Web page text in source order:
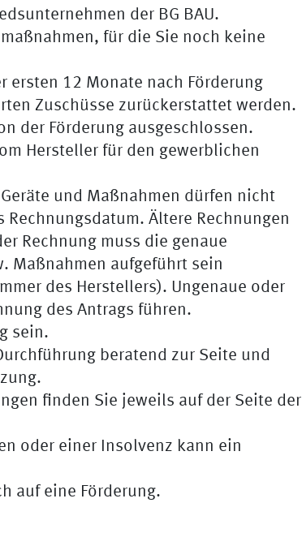
der BG BAU.
für die Sie noch keine
ersten 12 Monate nach Förderung
Zuschüsse zurückerstattet werden.
der Förderung ausgeschlossen.
Hersteller für den gewerblichen
und Maßnahmen dürfen nicht
Ältere Rechnungen
Rechnung muss die genaue
Maßnahmen aufgeführt sein
des Herstellers). Ungenaue oder
des Antrags führen.
sein.
beratend zur Seite und
finden Sie jeweils auf der Seite der
oder einer Insolvenz kann ein
auf eine Förderung.